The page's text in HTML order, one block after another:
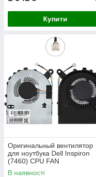
Купити
Оригинальный вентилятор
для ноутбука Dell Inspiron
(7460) CPU FAN
В наявності